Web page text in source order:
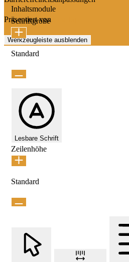
Präsentiert von
Werkzeugleiste ausblenden
Inhaltsmodule
Schriftgröße
Standard
Lesbare Schrift
Zeilenhöhe
Standard